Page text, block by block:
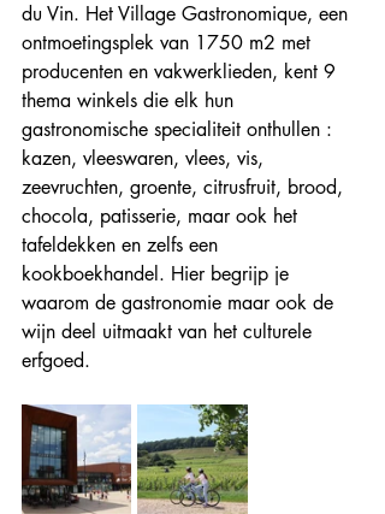
du Vin. Het Village Gastronomique, een
ontmoetingsplek van 1750 m2 met
producenten en vakwerklieden, kent 9
thema winkels die elk hun
gastronomische specialiteit onthullen :
kazen, vleeswaren, vlees, vis,
zeevruchten, groente, citrusfruit, brood,
chocola, patisserie, maar ook het
tafeldekken en zelfs een
kookboekhandel. Hier begrijp je
waarom de gastronomie maar ook de
wijn deel uitmaakt van het culturele
erfgoed.